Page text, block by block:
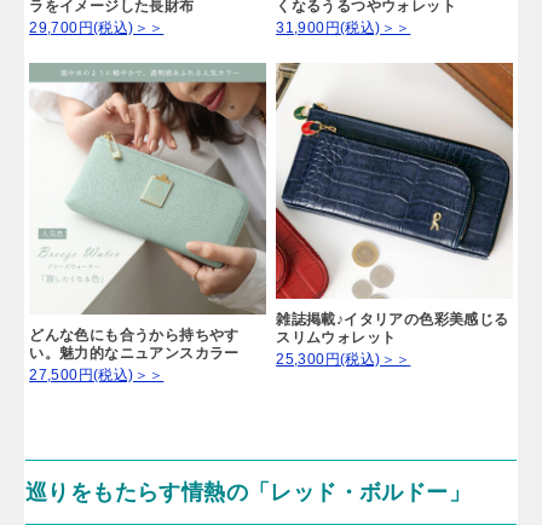
ラをイメージした長財布
29,700円(税込)＞＞
くなるうるつやウォレット
31,900円(税込)＞＞
どんな色にも合うから持ちやす
い。魅力的なニュアンスカラー
27,500円(税込)＞＞
雑誌掲載♪イタリアの色彩美感じる
スリムウォレット
25,300円(税込)＞＞
巡りをもたらす情熱の「レッド・ボルドー」